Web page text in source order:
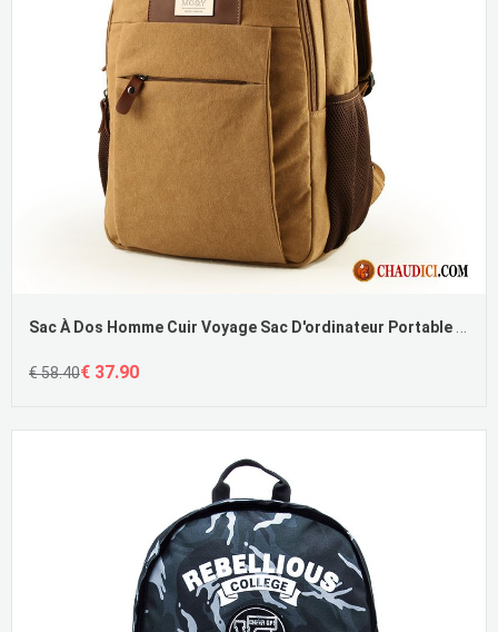
Sac À Dos Homme Cuir Voyage Sac D'ordinateur Portable Étudiant Homme Cartable France
€ 58.40€ 37.90